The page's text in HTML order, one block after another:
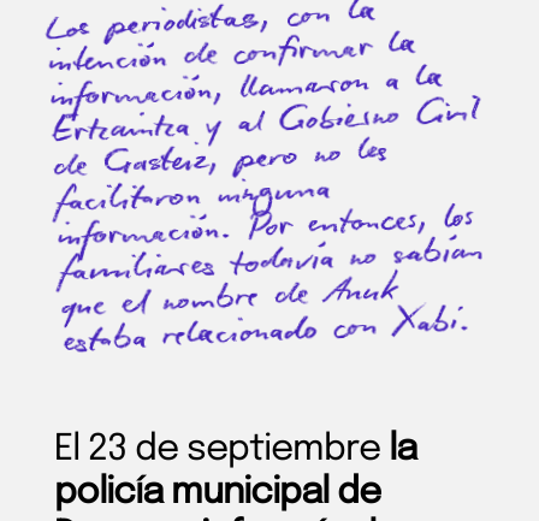
Los periodistas, con la
intención de confirmar la
información, llamaron a la
Ertzaintza y al Gobierno Civil
de Gasteiz, pero no les
facilitaron ninguna
información. Por entonces, los
familiares todavía no sabían
que el nombre deAnuk
estaba relacionado con Xabi.
El 23 de septiembre la
policía municipal de